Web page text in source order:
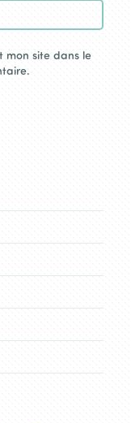
mon site dans le